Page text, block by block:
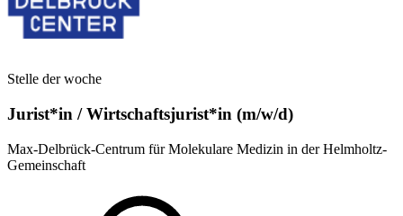
Stelle der woche
Jurist*in / Wirtschafts­jurist*in (m/w/d)
Max-Delbrück-Centrum für Molekulare Medizin in der Helmholtz-
Gemeinschaft